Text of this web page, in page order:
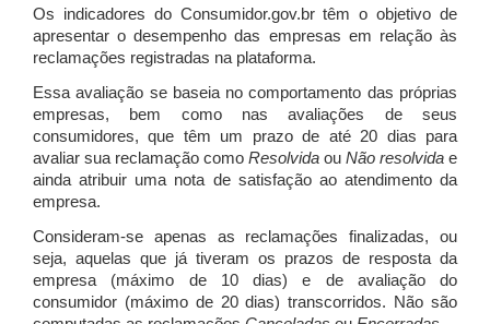
Os indicadores do Consumidor.gov.br têm o objetivo de
apresentar o desempenho das empresas em relação às
reclamações registradas na plataforma.
Essa avaliação se baseia no comportamento das próprias
empresas, bem como nas avaliações de seus
consumidores, que têm um prazo de até 20 dias para
avaliar sua reclamação como Resolvida ou Não resolvida e
ainda atribuir uma nota de satisfação ao atendimento da
empresa.
Consideram-se apenas as reclamações finalizadas, ou
seja, aquelas que já tiveram os prazos de resposta da
empresa (máximo de 10 dias) e de avaliação do
consumidor (máximo de 20 dias) transcorridos. Não são